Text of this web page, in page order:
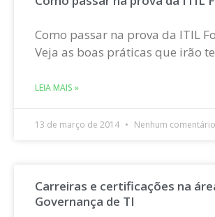
Como passar na prova da ITIL
Veja as boas práticas que irão
LEIA MAIS »
13 de março de 2014 Nenhum comentário
Carreiras e certificações na
Governança de TI